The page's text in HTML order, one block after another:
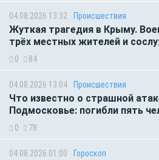
04.08.2026 13:32 Происшествия
Жуткая трагедия в Крыму.
трёх местных жителей и
0 84
04.08.2026 13:04 Происшествия
Что известно о страшной
Подмосковье: погибли пять
0 78
04.08.2026 01:00 Гороскоп